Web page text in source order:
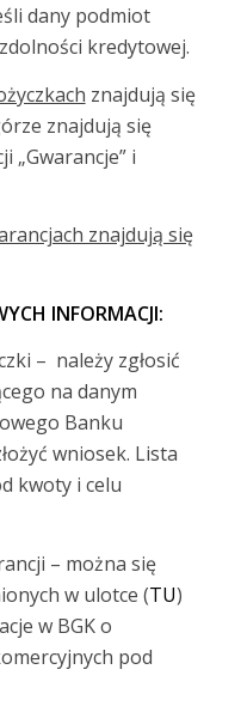
dany podmiot
kredytowej.
znajdują się
znajdują się
„Gwarancje” i
znajdują się
INFORMACJI:
– należy zgłosić
na danym
Banku
wniosek. Lista
kwoty i celu
– można się
w ulotce (TU)
w BGK o
pod